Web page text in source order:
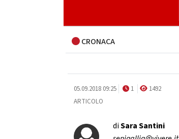
CRONACA
05.09.2018 09:25 1
1492
ARTICOLO
diSara Santini